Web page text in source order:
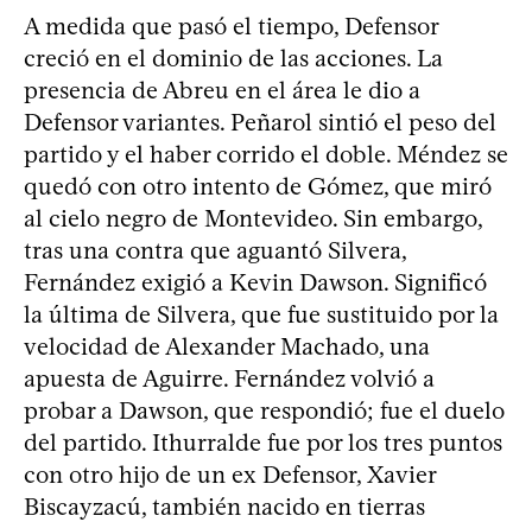
A medida que pasó el tiempo, Defensor
creció en el dominio de las acciones. La
presencia de Abreu en el área le dio a
Defensor variantes. Peñarol sintió el peso del
partido y el haber corrido el doble. Méndez se
quedó con otro intento de Gómez, que miró
al cielo negro de Montevideo. Sin embargo,
tras una contra que aguantó Silvera,
Fernández exigió a Kevin Dawson. Significó
la última de Silvera, que fue sustituido por la
velocidad de Alexander Machado, una
apuesta de Aguirre. Fernández volvió a
probar a Dawson, que respondió; fue el duelo
del partido. Ithurralde fue por los tres puntos
con otro hijo de un ex Defensor, Xavier
Biscayzacú, también nacido en tierras